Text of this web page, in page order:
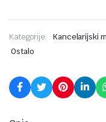
Kategorije: Kancelarijski
Ostalo